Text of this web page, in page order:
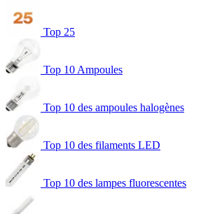
Top 25
Top 10 Ampoules
Top 10 des ampoules halogènes
Top 10 des filaments LED
Top 10 des lampes fluorescentes